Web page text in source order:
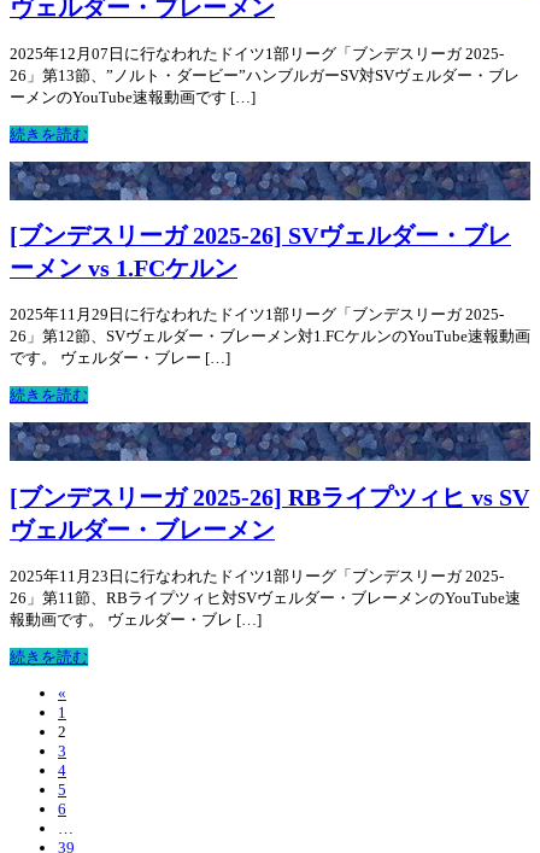
ヴェルダー・ブレーメン
2025年12月07日に行なわれたドイツ1部リーグ「ブンデスリーガ 2025-
26」第13節、”ノルト・ダービー”ハンブルガーSV対SVヴェルダー・ブレ
ーメンのYouTube速報動画です […]
続きを読む
[ブンデスリーガ 2025-26] SVヴェルダー・ブレ
ーメン vs 1.FCケルン
2025年11月29日に行なわれたドイツ1部リーグ「ブンデスリーガ 2025-
26」第12節、SVヴェルダー・ブレーメン対1.FCケルンのYouTube速報動画
です。 ヴェルダー・ブレー […]
続きを読む
[ブンデスリーガ 2025-26] RBライプツィヒ vs SV
ヴェルダー・ブレーメン
2025年11月23日に行なわれたドイツ1部リーグ「ブンデスリーガ 2025-
26」第11節、RBライプツィヒ対SVヴェルダー・ブレーメンのYouTube速
報動画です。 ヴェルダー・ブレ […]
続きを読む
«
1
2
3
4
5
6
39